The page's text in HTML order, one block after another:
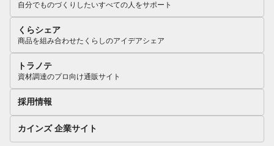
自分でものづくりしたいすべての人をサポート
くらシェア
商品を組み合わせたくらしのアイデアシェア
トラノテ
資材調達のプロ向け通販サイト
採用情報
カインズ 企業サイト